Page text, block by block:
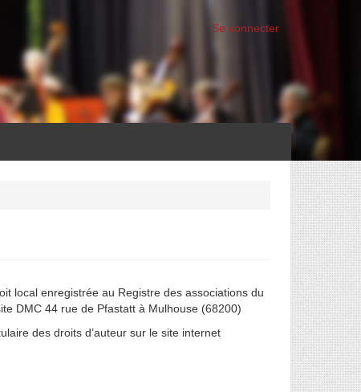
Se connecter
local enregistrée au Registre des associations du
DMC 44 rue de Pfastatt à Mulhouse (68200)
des droits d’auteur sur le site internet